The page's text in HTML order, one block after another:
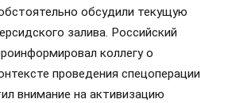
обсудили текущую
залива. Российский
коллегу о
проведения спецоперации
внимание на активизацию